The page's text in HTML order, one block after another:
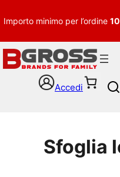
Importo minimo per l’ordine
Accedi
Sfoglia